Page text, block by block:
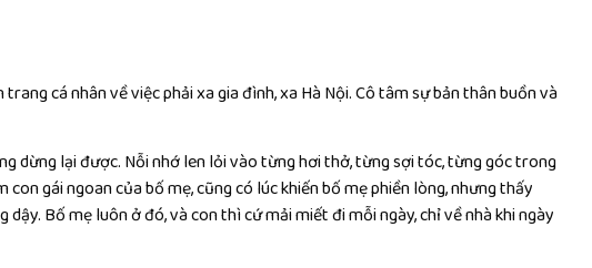
trang cá nhân về việc phải xa gia đình, xa Hà Nội. Cô tâm sự bản thân buồn và
dừng lại được. Nỗi nhớ len lỏi vào từng hơi thở, từng sợi tóc, từng góc trong
gái ngoan của bố mẹ, cũng có lúc khiến bố mẹ phiền lòng, nhưng thấy
dậy. Bố mẹ luôn ở đó, và con thì cứ mải miết đi mỗi ngày, chỉ về nhà khi ngày